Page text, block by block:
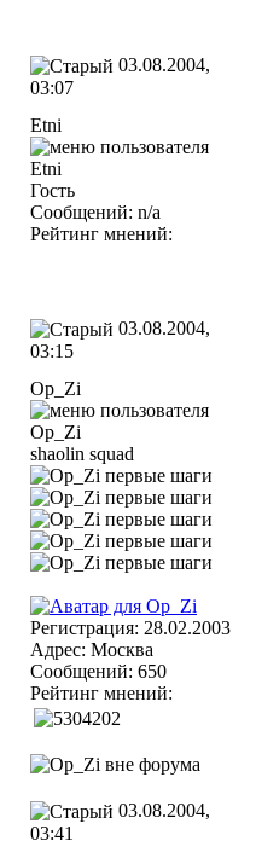
03.08.2004,
03:07
Etni
Гость
Сообщений: n/a
Рейтинг мнений:
03.08.2004,
03:15
Op_Zi
shaolin squad
Регистрация: 28.02.2003
Адрес: Москва
Сообщений: 650
Рейтинг мнений:
03.08.2004,
03:41